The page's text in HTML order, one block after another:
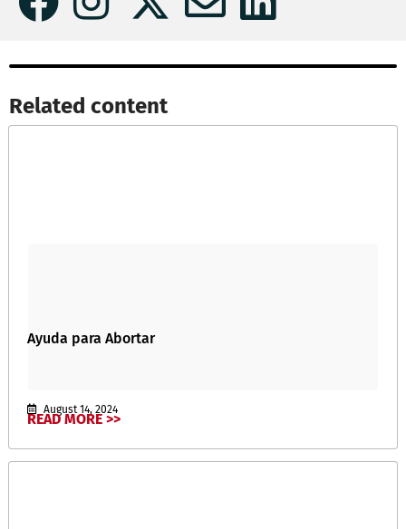
Related content​
Ayuda para Abortar
August 14, 2024
READ MORE >>